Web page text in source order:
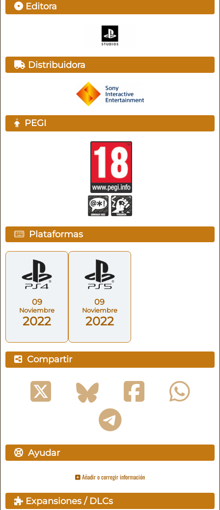
Editora
Distribuidora
PEGI
Plataformas
09
Noviembre
2022
09
Noviembre
2022
Compartir
Ayudar
Añadir o corregir información
Expansiones / DLCs